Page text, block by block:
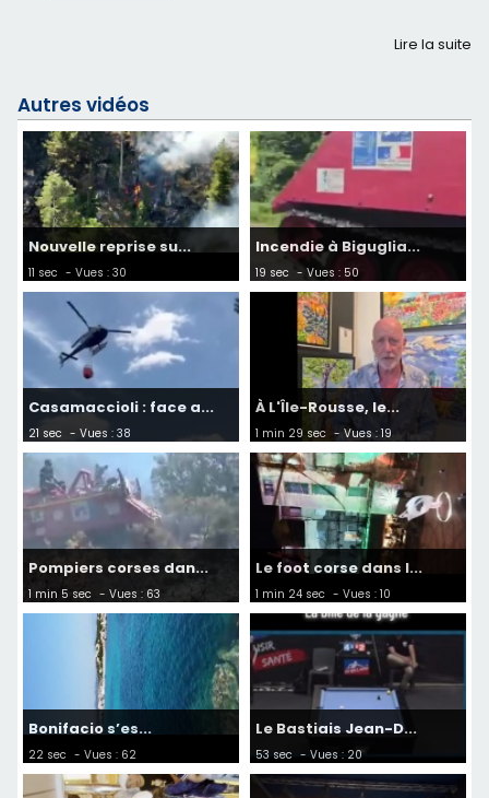
Lire la suite
Autres vidéos
Nouvelle reprise su...
11 sec - Vues : 30
Incendie à Biguglia...
19 sec - Vues : 50
Casamaccioli : face a...
21 sec - Vues : 38
À L'Île-Rousse, le...
1 min 29 sec - Vues : 19
Pompiers corses dan...
1 min 5 sec - Vues : 63
Le foot corse dans l...
1 min 24 sec - Vues : 10
Bonifacio s’es...
22 sec - Vues : 62
Le Bastiais Jean-D...
53 sec - Vues : 20